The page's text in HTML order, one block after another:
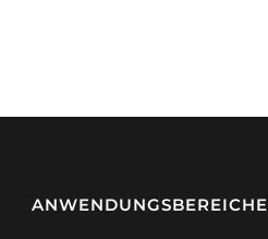
ANWENDUNGSBEREICHE